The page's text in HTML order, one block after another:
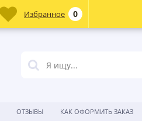
ОТЗЫВЫ КАК ОФОРМИТЬ ЗАКАЗ
Избранное 0